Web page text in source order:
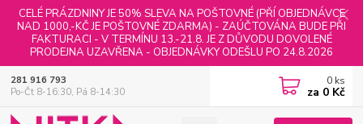
CELÉ PRÁZDNINY JE 50% SLEVA NA POŠTOVNÉ (PŘÍ OBJEDNÁVCE
NAD 1000,-KČ JE POŠTOVNÉ ZDARMA) - ZAÚČTOVÁNA BUDE PŘI
FAKTURACI - V TERMÍNU 13.-21.8. JE Z DŮVODU DOVOLENÉ
PRODEJNA UZAVŘENA - OBJEDNÁVKY ODEŠLU PO 24.8.2026
281 916 793
Po-Čt 8-16:30, Pá 8-14:30
0 ks
za 0 Kč